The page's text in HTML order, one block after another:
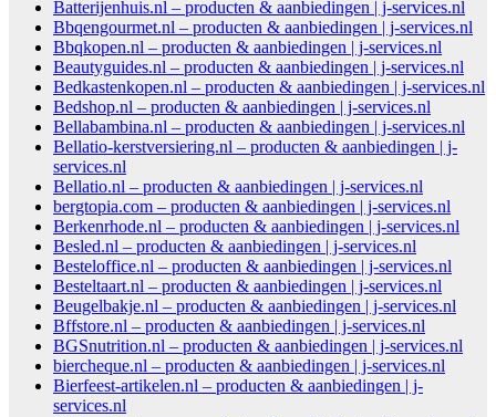
Batterijenhuis.nl – producten & aanbiedingen | j-services.nl
Bbqengourmet.nl – producten & aanbiedingen | j-services.nl
Bbqkopen.nl – producten & aanbiedingen | j-services.nl
Beautyguides.nl – producten & aanbiedingen | j-services.nl
Bedkastenkopen.nl – producten & aanbiedingen | j-services.nl
Bedshop.nl – producten & aanbiedingen | j-services.nl
Bellabambina.nl – producten & aanbiedingen | j-services.nl
Bellatio-kerstversiering.nl – producten & aanbiedingen | j-
services.nl
Bellatio.nl – producten & aanbiedingen | j-services.nl
bergtopia.com – producten & aanbiedingen | j-services.nl
Berkenrhode.nl – producten & aanbiedingen | j-services.nl
Besled.nl – producten & aanbiedingen | j-services.nl
Besteloffice.nl – producten & aanbiedingen | j-services.nl
Besteltaart.nl – producten & aanbiedingen | j-services.nl
Beugelbakje.nl – producten & aanbiedingen | j-services.nl
Bffstore.nl – producten & aanbiedingen | j-services.nl
BGSnutrition.nl – producten & aanbiedingen | j-services.nl
biercheque.nl – producten & aanbiedingen | j-services.nl
Bierfeest-artikelen.nl – producten & aanbiedingen | j-
services.nl